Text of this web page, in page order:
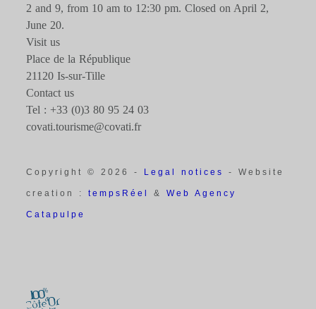
2 and 9, from 10 am to 12:30 pm. Closed on April 2,
June 20.
Visit us
Place de la République
21120 Is-sur-Tille
Contact us
Tel : +33 (0)3 80 95 24 03
covati.tourisme@covati.fr
Copyright © 2026 - Legal notices - Website
creation :tempsRéel&Web Agency
Catapulpe